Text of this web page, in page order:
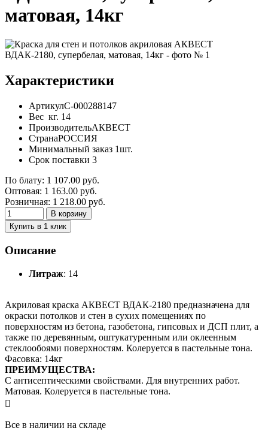
матовая, 14кг
Характеристики
АртикулС-000288147
Вес кг. 14
ПроизводительАКВЕСТ
СтранаРОССИЯ
Минимальный заказ 1шт.
Срок поставки 3
По блату: 1 107.00 руб.
Оптовая: 1 163.00 руб.
Розничная: 1 218.00 руб.
В корзину
Купить в 1 клик
Описание
Литраж: 14
Акриловая краска АКВЕСТ ВДАК-2180 предназначена для
окраски потолков и стен в сухих помещениях по
поверхностям из бетона, газобетона, гипсовых и ДСП плит, а
также по деревянным, оштукатуренным или оклеенным
стеклообоями поверхностям. Колеруется в пастельные тона.
Фасовка: 14кг
ПРЕИМУЩЕСТВА:
С антисептическими свойствами. Для внутренних работ.
Матовая. Колеруется в пастельные тона.

Все в наличии на складе